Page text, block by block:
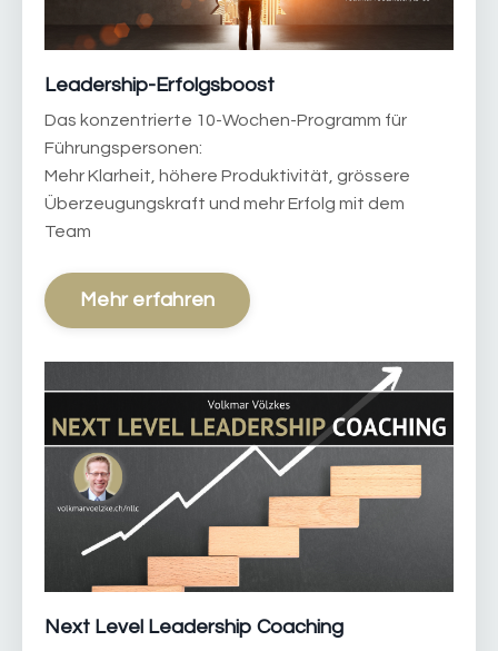
Leadership-Erfolgsboost
Das konzentrierte 10-Wochen-Programm für
Führungspersonen:
Mehr Klarheit, höhere Produktivität, grössere
Überzeugungskraft und mehr Erfolg mit dem
Team
Mehr erfahren
Next Level Leadership Coaching